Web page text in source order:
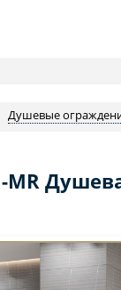
Душевые
MR